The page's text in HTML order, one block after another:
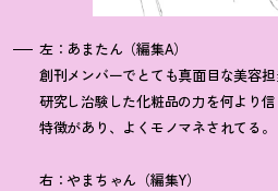
左：あまたん（編集A）
創刊メンバーでとても真面目な美容
研究し治験した化粧品の力を何より
特徴があり、よくモノマネされてる。
右：やまちゃん（編集Y）